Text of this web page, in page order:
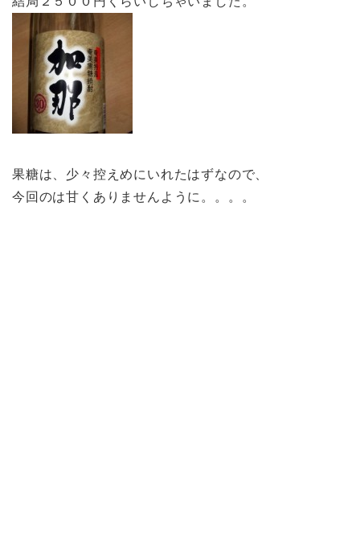
果糖は、少々控えめにいれたはずなので、
今回のは甘くありませんように。。。。